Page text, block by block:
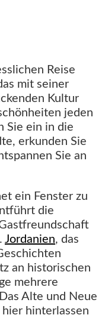
Reise
mit seiner
Kultur
jeden
Sie ein in die
erkunden Sie
Sie an
ein Fenster zu
die
Jordanien, das
an historischen
mehrere
Alte und Neue
hinterlassen